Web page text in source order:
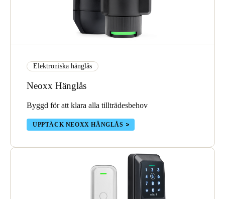
Elektroniska hänglås
Neoxx Hänglås
Byggd för att klara alla tillträdesbehov
UPPTÄCK NEOXX HÄNGLÅS